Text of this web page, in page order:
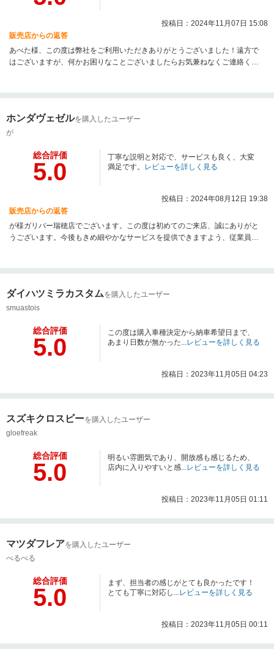
投稿日：2024年11月07日 15:08
販売店からの返答
あべた様、この度は弊社をご利用いただきありがとうございました！遠方で
はございますが、何かお困りなことございましたらお気兼ねなくご連絡くだ
ホンダヴェゼルを購入したユーザー
が
総合評価
5.0
丁寧な説明と対応で、サービスも良く、大変
満足です。 レビューを詳しく見る
投稿日：2024年08月12日 19:38
販売店からの返答
が様ガリバー瑞穂店でございます。この度は初めてのご来店、誠にありがと
うございます。今後もきめ細やかなサービスを提供できますよう、従業員一
ダイハツミラカスタムを購入したユーザー
smuastois
総合評価
5.0
この度は購入車種決定から納車希望日まで、
あまり日数が無かった...レビューを詳しく見る
投稿日：2023年11月05日 04:23
スズキクロスビーを購入したユーザー
gloefreak
総合評価
5.0
明るい雰囲気であり、開放感も感じるため、
店内に入りやすいと感...レビューを詳しく見る
投稿日：2023年11月05日 01:11
マツダフレアを購入したユーザー
べるべる
総合評価
5.0
まず、担当者の感じがとても良かったです！
とても丁寧に対応し...レビューを詳しく見る
投稿日：2023年11月05日 00:11